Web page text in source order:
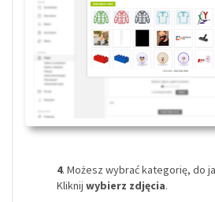
4. Możesz wybrać kategorię, do
Kliknij wybierz zdjęcia.